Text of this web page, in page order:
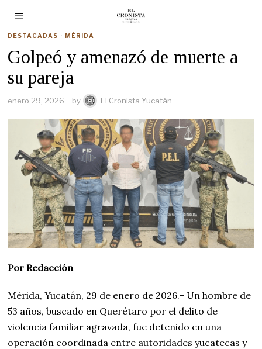
DESTACADAS · MÉRIDA
Golpeó y amenazó de muerte a
su pareja
enero 29, 2026 by El Cronista Yucatán
Por Redacción
Mérida, Yucatán, 29 de enero de 2026.- Un hombre de
53 años, buscado en Querétaro por el delito de
violencia familiar agravada, fue detenido en una
operación coordinada entre autoridades yucatecas y